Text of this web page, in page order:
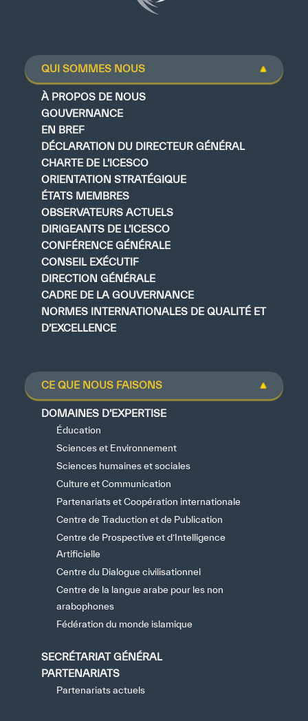
Normes Internationales de Qualité et
d’Excellence
Ce que nous faisons
Domaines d’expertise
Secrétariat Général
Partenariats
Notre impact
Objectifs de développement durable
Données et perspectives
Actualités et événements
Communiqués de presse
Événements
Réseaux Sociaux de l’ICESCO
Contact
Contact
Bureaux de l’ICESCO
S’engager
S’engager
Rejoignez la famille de l’ICESCO
QUI SOMMES NOUS
À PROPOS DE NOUS
GOUVERNANCE
EN BREF
DÉCLARATION DU DIRECTEUR GÉNÉRAL
CHARTE DE L’ICESCO
ORIENTATION STRATÉGIQUE
ÉTATS MEMBRES
OBSERVATEURS ACTUELS
DIRIGEANTS DE L’ICESCO
CONFÉRENCE GÉNÉRALE
CONSEIL EXÉCUTIF
DIRECTION GÉNÉRALE
CADRE DE LA GOUVERNANCE
NORMES INTERNATIONALES DE QUALITÉ ET
D’EXCELLENCE
CE QUE NOUS FAISONS
DOMAINES D’EXPERTISE
Éducation
Sciences et Environnement
Sciences humaines et sociales
Culture et Communication
Partenariats et Coopération internationale
Centre de Traduction et de Publication
Centre de Prospective et d’Intelligence
Artificielle
Centre du Dialogue civilisationnel
Centre de la langue arabe pour les non
arabophones
Fédération du monde islamique
SECRÉTARIAT GÉNÉRAL
PARTENARIATS
Partenariats actuels